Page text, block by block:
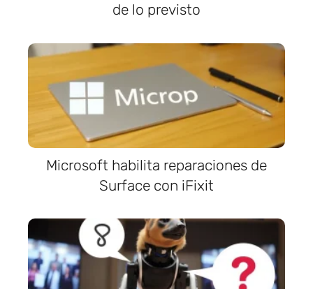
de lo previsto
Microsoft habilita reparaciones de
Surface con iFixit